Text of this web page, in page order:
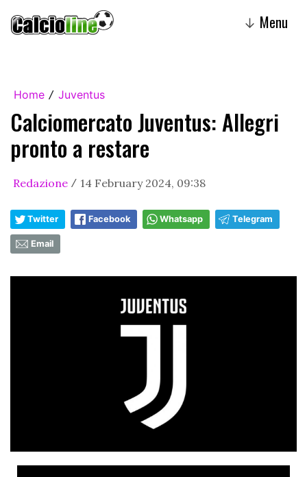
↓ Menu
Home / Juventus
Calciomercato Juventus: Allegri
pronto a restare
Redazione / 14 February 2024, 09:38
Twitter Facebook Whatsapp Telegram
Email